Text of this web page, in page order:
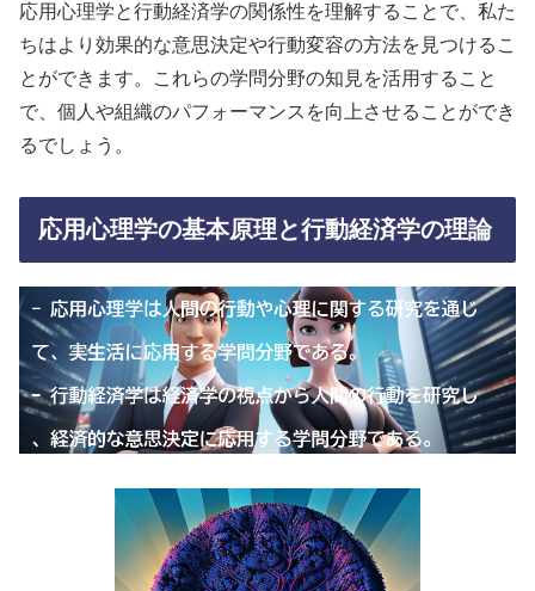
応用心理学と行動経済学の関係性を理解することで、私た
ちはより効果的な意思決定や行動変容の方法を見つけるこ
とができます。これらの学問分野の知見を活用すること
で、個人や組織のパフォーマンスを向上させることができ
るでしょう。
応用心理学の基本原理と行動経済学の理論